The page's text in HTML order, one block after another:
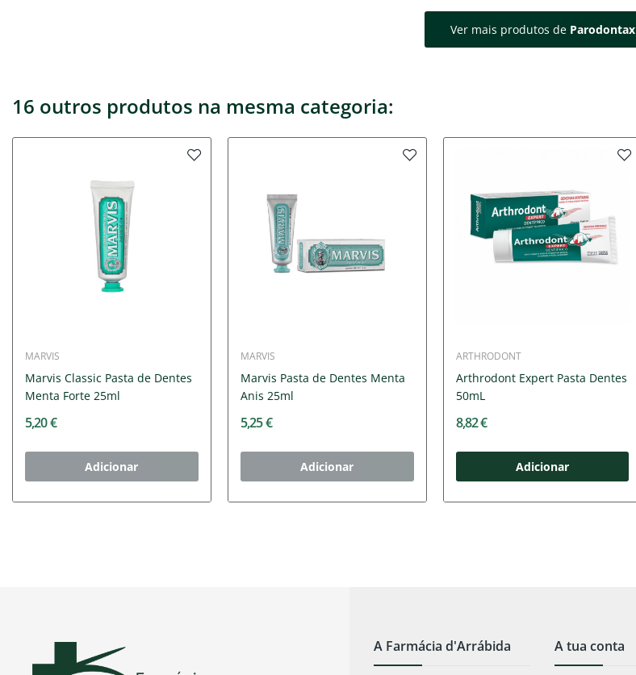
Ver mais produtos de Parodontax
16 outros produtos na mesma categoria:
MARVIS
Marvis Classic Pasta de Dentes
Menta Forte 25ml
5,20 €
Adicionar
MARVIS
Marvis Pasta de Dentes Menta
Anis 25ml
5,25 €
Adicionar
ARTHRODONT
Arthrodont Expert Pasta Dentes
50mL
8,82 €
Adicionar
A Farmácia d'Arrábida A tua conta